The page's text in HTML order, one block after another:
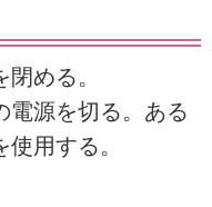
める。
電源を切る。ある
用する。